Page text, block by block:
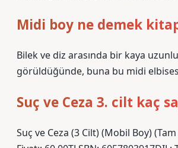
Midi boy ne demek
Bilek ve diz arasında bir kaya
görüldüğünde, buna bu midi
Suç ve Ceza 3. cilt kaç
Suç ve Ceza (3 Cilt) (Mobil Boy)